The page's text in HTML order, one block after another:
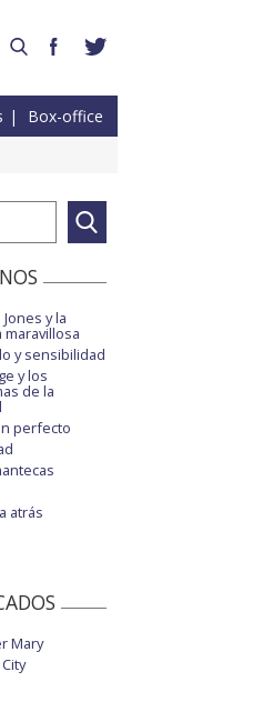
Box-office
y la
maravillosa
y sensibilidad
y los
de la
perfecto
atrás
Mary